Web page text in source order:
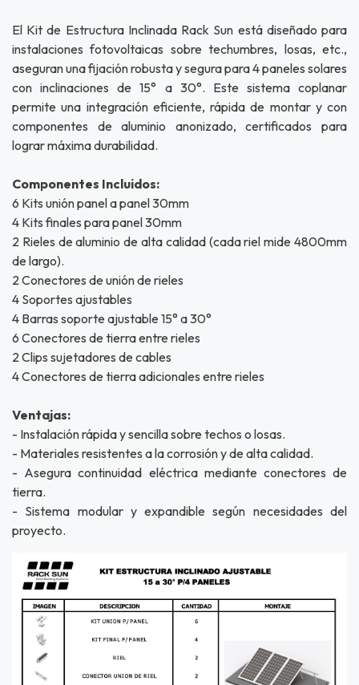
El Kit de Estructura Inclinada Rack Sun está diseñado para
instalaciones fotovoltaicas sobre techumbres, losas, etc.,
aseguran una fijación robusta y segura para 4 paneles solares
con inclinaciones de 15° a 30°. Este sistema coplanar
permite una integración eficiente, rápida de montar y con
componentes de aluminio anonizado, certificados para
lograr máxima durabilidad.
Componentes Incluidos:
6 Kits unión panel a panel 30mm
4 Kits finales para panel 30mm
2 Rieles de aluminio de alta calidad (cada riel mide 4800mm
de largo).
2 Conectores de unión de rieles
4 Soportes ajustables
4 Barras soporte ajustable 15° a 30°
6 Conectores de tierra entre rieles
2 Clips sujetadores de cables
4 Conectores de tierra adicionales entre rieles
Ventajas:
- Instalación rápida y sencilla sobre techos o losas.
- Materiales resistentes a la corrosión y de alta calidad.
- Asegura continuidad eléctrica mediante conectores de
tierra.
- Sistema modular y expandible según necesidades del
proyecto.